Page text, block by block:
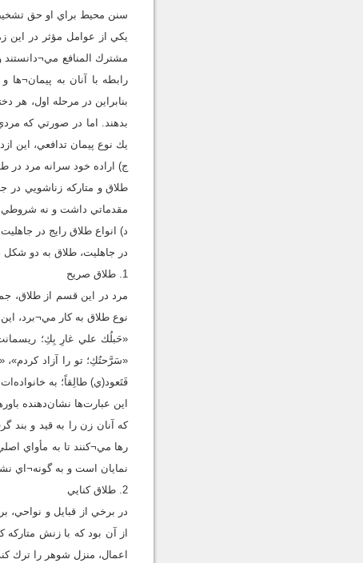
سنن محيط براي او حق
يكي از عوامل مؤثر در اين
مشترك المنافع مي¬دانستند
رابطه با آنان به پيمان¬ها
بنابراين در مرحله اول،
بدهند. اما در صورتي كه
يك نوع پيمان تدافعي، اين
ج)‌ اراده خود سرانه مرد در
طلاق و متاركه زناشويي در
مقدماتي داشت و نه شروطي
د) انواع طلاق رايج در جاهليت
در جاهليت، طلاق به دو
1. طلاق صريح
مرد در اين قسم از طلاق،
نوع طلاق به كار مي¬برد،
«حَبلُك علي غارِ بِكِ؛
«سَرَّحتُكِ؛ تو را آزاد كردم»،
فَتَعود(ي) طالِقاً؛ به
اين عبارت‌ها نشان‌دهنده
كه آنان زن را به قيد و بند
رها مي¬كنند تا به مأواي
نمايان است و به گونه¬اي
2. طلاق كنايي
در برخي از قبايل و نواحي،
از آن بود كه با زنش
اعمال، منزل شوهر را ترك